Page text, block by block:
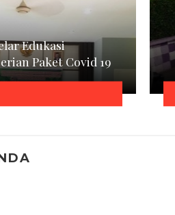
Edukasi
Paket Covid 19